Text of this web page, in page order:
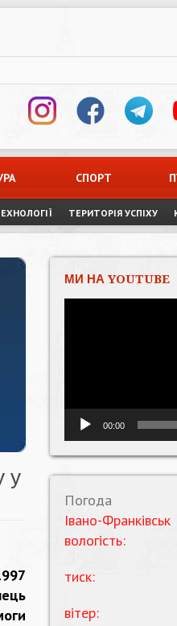
СПОРТ
ТЕРИТОРІЯ УСПІХУ
у
МИ НА YOUTUBE
00:00
Погода
Івано-Франківськ
вологість:
тиск:
вітер: